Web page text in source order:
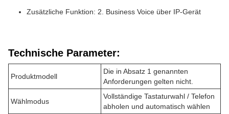
Zusätzliche Funktion: 2. Business Voice über IP-Gerät
Technische Parameter:
Produktmodell
Die in Absatz 1 genannten
Anforderungen gelten nicht.
Wählmodus
Vollständige Tastaturwahl / Telefon
abholen und automatisch wählen